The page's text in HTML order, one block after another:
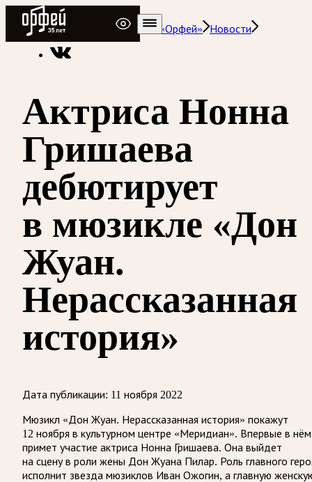
Радио Орфей
Радио классической музыки «Орфей»
Новости
Актриса Нонна
Гришаева
дебютирует
в мюзикле «Дон
Жуан.
Нерассказанная
история»
Дата публикации: 11 ноября 2022
Мюзикл «Дон Жуан. Нерассказанная история» покажут
12 ноября в культурном центре «Меридиан». Впервые в нём
примет участие актриса Нонна Гришаева. Она выйдет
на сцену в роли жены Дон Жуана Пилар. Роль главного
исполнит звезда мюзиклов Иван Ожогин, а главную